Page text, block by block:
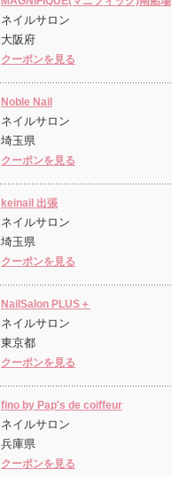
ネイルサロン
大阪府
クーポンを見る
Noble Nail
ネイルサロン
埼玉県
クーポンを見る
keinail 出張
ネイルサロン
埼玉県
クーポンを見る
NailSalon PLUS＋
ネイルサロン
東京都
クーポンを見る
fino by Pap's de coiffeur
ネイルサロン
兵庫県
クーポンを見る